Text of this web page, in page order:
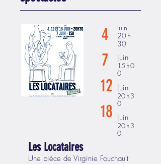
4
7
12
18
juin
20 h
30
juin
15 h 0
0
juin
20 h 3
0
juin
20 h 3
0
Les Locataires
Une pièce de Virginie Fouchault